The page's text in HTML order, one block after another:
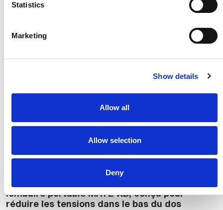
Statistics
Marketing
Show details
Allow all
Allow selection
Deny
lombaire portable MATE-XB, conçu pour
réduire les tensions dans le bas du dos